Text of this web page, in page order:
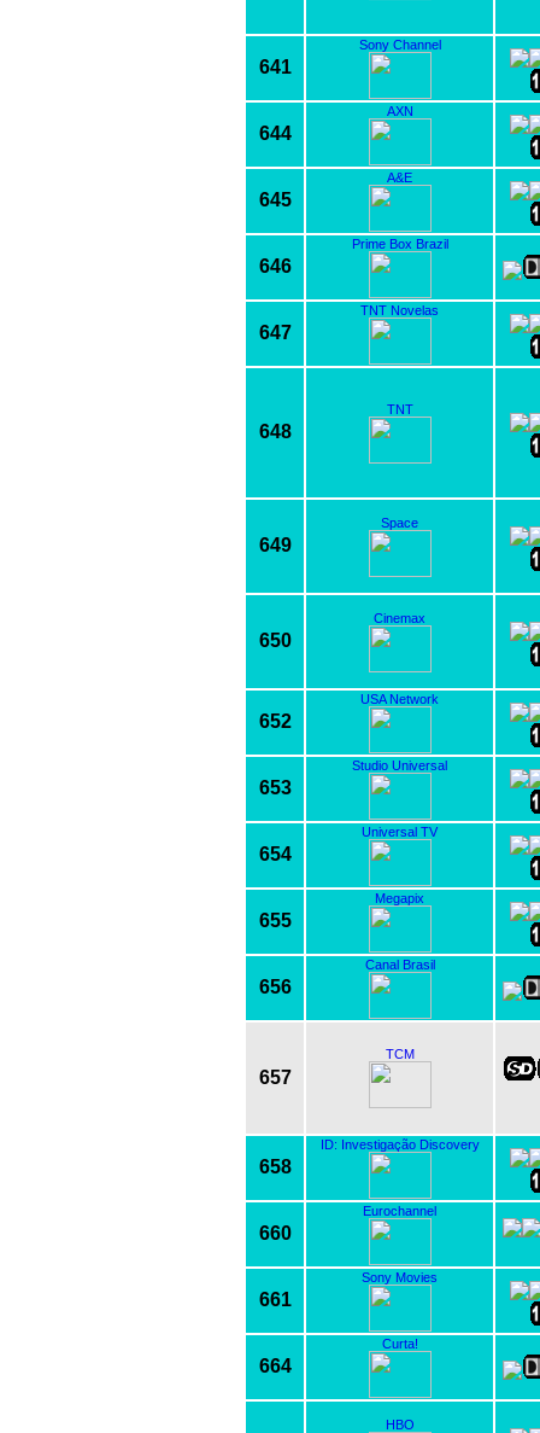
641
Sony Channel
644
AXN
645
A&E
646
Prime Box Brazil
647
TNT Novelas
648
TNT
649
Space
650
Cinemax
652
USA Network
653
Studio Universal
654
Universal TV
655
Megapix
656
Canal Brasil
657
TCM
658
ID: Investigação Discovery
660
Eurochannel
661
Sony Movies
664
Curta!
HBO